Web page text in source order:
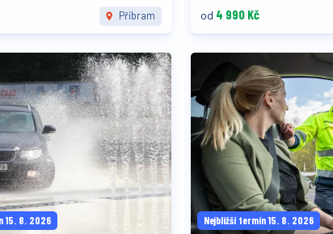
Příbram od 4 990 Kč
15. 8. 2026 Nejbližší termín 15. 8. 2026